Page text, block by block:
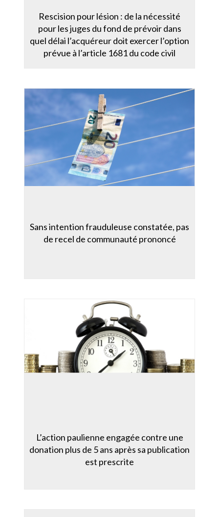
Rescision pour lésion : de la nécessité
pour les juges du fond de prévoir dans
quel délai l’acquéreur doit exercer l’option
prévue à l’article 1681 du code civil
Sans intention frauduleuse constatée, pas
de recel de communauté prononcé
L’action paulienne engagée contre une
donation plus de 5 ans après sa publication
est prescrite